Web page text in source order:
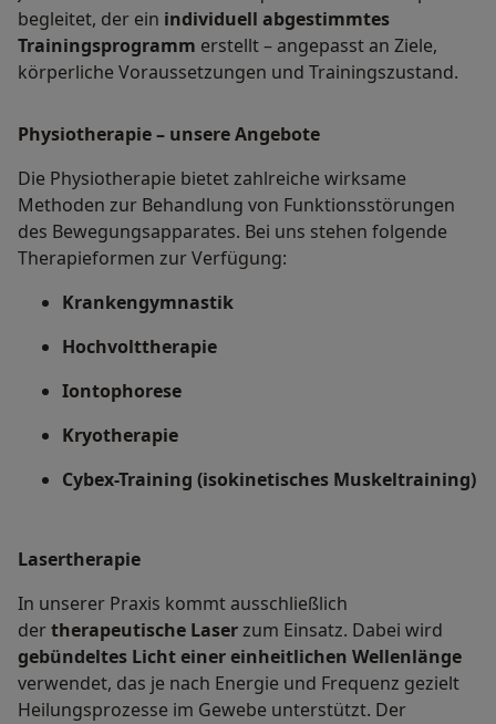
begleitet, der ein individuell abgestimmtes
Trainingsprogramm erstellt – angepasst an Ziele,
körperliche Voraussetzungen und Trainingszustand.
Physiotherapie – unsere Angebote
Die Physiotherapie bietet zahlreiche wirksame
Methoden zur Behandlung von Funktionsstörungen
des Bewegungsapparates. Bei uns stehen folgende
Therapieformen zur Verfügung:
Krankengymnastik
Hochvolttherapie
Iontophorese
Kryotherapie
Cybex-Training (isokinetisches Muskeltraining)
Lasertherapie
In unserer Praxis kommt ausschließlich
dertherapeutische Laserzum Einsatz. Dabei wird
gebündeltes Licht einer einheitlichen Wellenlänge
verwendet, das je nach Energie und Frequenz gezielt
Heilungsprozesse im Gewebe unterstützt. Der